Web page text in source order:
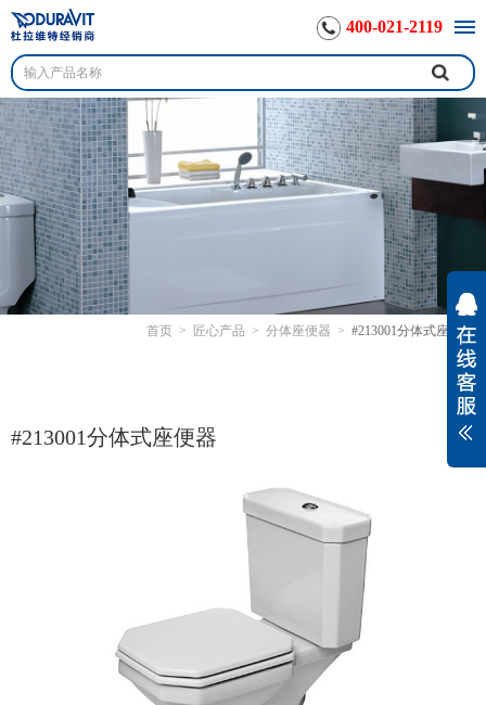
400-021-2119
首页 > 匠心产品 > 分体座便器 > #213001分体式座便器
#213001分体式座便器